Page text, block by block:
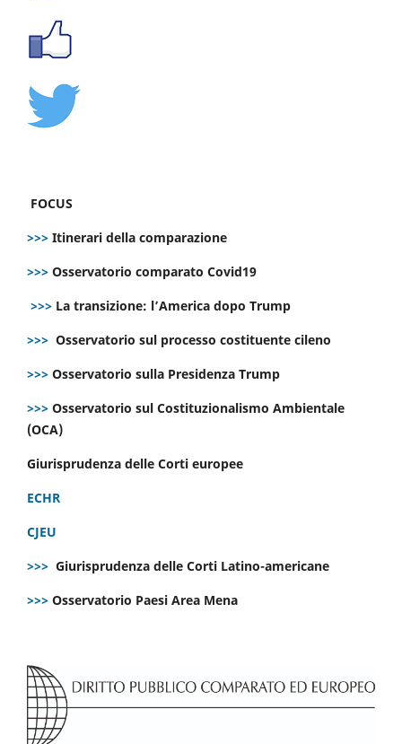
FOCUS
>>> Itinerari della comparazione
>>> Osservatorio comparato Covid19
>>> La transizione: l’America dopo Trump
>>> Osservatorio sul processo costituente cileno
>>> Osservatorio sulla Presidenza Trump
>>> Osservatorio sul Costituzionalismo Ambientale
(OCA)
Giurisprudenza delle Corti europee
ECHR
CJEU
>>> Giurisprudenza delle Corti Latino-americane
>>> Osservatorio Paesi Area Mena